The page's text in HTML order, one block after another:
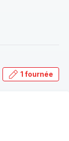
1 fournée